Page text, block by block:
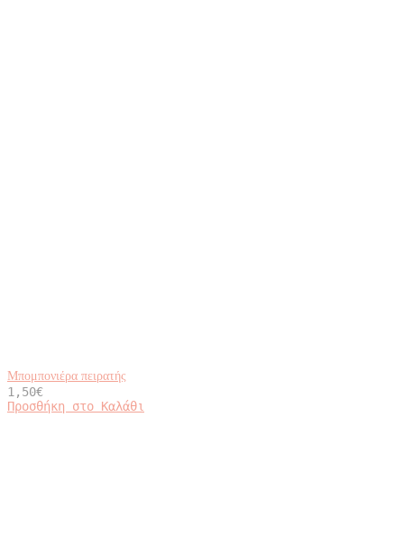
Μπομπονιέρα πειρατής
1,50€
Προσθήκη στο Καλάθι